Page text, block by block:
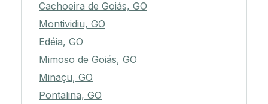
Cachoeira de Goiás, GO
Montividiu, GO
Edéia, GO
Mimoso de Goiás, GO
Minaçu, GO
Pontalina, GO